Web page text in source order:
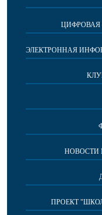
ЦИФРОВАЯ
ЭЛЕКТРОННАЯ
НОВОСТИ
ПРОЕКТ